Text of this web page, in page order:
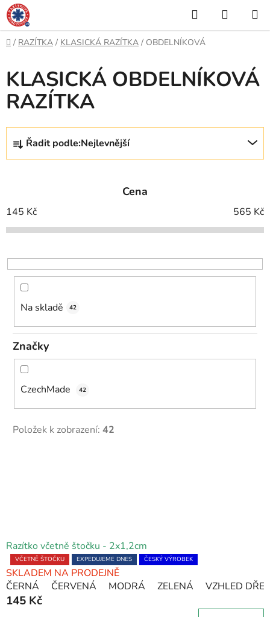
Přejít
na
obsah
Hledat
KOŠÍK
Domů
/ RAZÍTKA / KLASICKÁ RAZÍTKA / OBDELNÍKOVÁ
KLASICKÁ OBDELNÍKOVÁ
RAZÍTKA
Ř
z
í
p
o
d
ů
Řadit podle:Nejlevnější
Cena
145 Kč 565 Kč
Na skladě 42
Značky
CzechMade 42
Položek k zobrazení: 42
p
r
o
d
u
Razítko včetně štočku - 2x1,2cm
Průměrné
hodnocení
produktu
je
VČETNĚ ŠTOČKU EXPEDUJEME DNES ČESKÝ VÝROBEK
SKLADEM NA PRODEJNĚ
ČERNÁ
ČERVENÁ MODRÁ ZELENÁ VZHLED
145 Kč